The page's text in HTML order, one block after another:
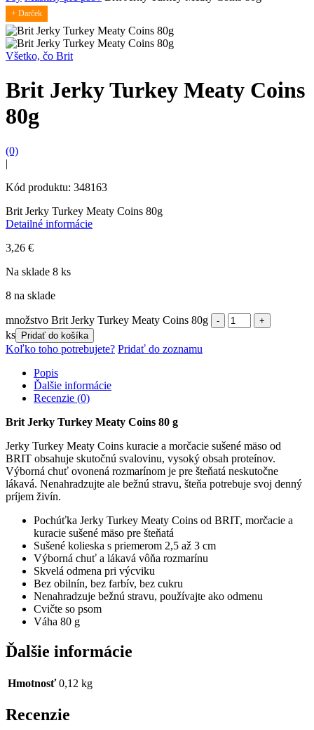
+ Darček
Všetko, čo Brit
Brit Jerky Turkey Meaty Coins
80g
(0)
|
Kód produktu: 348163
Brit Jerky Turkey Meaty Coins 80g
Detailné informácie
3,26 €
Na sklade 8 ks
8 na sklade
množstvo Brit Jerky Turkey Meaty Coins 80g
ks
Pridať do košíka
Koľko toho potrebujete? Pridať do zoznamu
Popis
Ďalšie informácie
Recenzie (0)
Brit Jerky Turkey Meaty Coins 80 g
Jerky Turkey Meaty Coins kuracie a morčacie sušené mäso od
BRIT obsahuje skutočnú svalovinu, vysoký obsah proteínov.
Výborná chuť ovonená rozmarínom je pre šteňatá neskutočne
lákavá. Nenahradzujte ale bežnú stravu, šteňa potrebuje svoj denný
príjem živín.
Pochúťka Jerky Turkey Meaty Coins od BRIT, morčacie a
kuracie sušené mäso pre šteňatá
Sušené kolieska s priemerom 2,5 až 3 cm
Výborná chuť a lákavá vôňa rozmarínu
Skvelá odmena pri výcviku
Bez obilnín, bez farbív, bez cukru
Nenahradzuje bežnú stravu, používajte ako odmenu
Cvičte so psom
Váha 80 g
Ďalšie informácie
Hmotnosť 0,12 kg
Recenzie